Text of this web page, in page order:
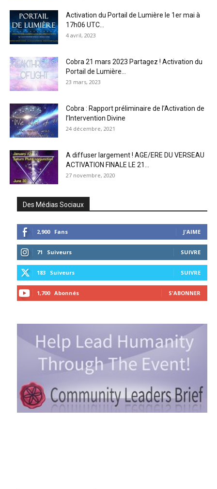
Activation du Portail de Lumière le 1er mai à
17h06 UTC...
4 avril, 2023
Cobra 21 mars 2023 Partagez ! Activation du
Portail de Lumière...
23 mars, 2023
Cobra : Rapport préliminaire de l’Activation de
l’Intervention Divine
24 décembre, 2021
A diffuser largement ! AGE/ERE DU VERSEAU
ACTIVATION FINALE LE 21...
27 novembre, 2020
Des Médias Sociaux
2,900 Fans J'AIME
71 Suiveurs SUIVRE
183 Suiveurs SUIVRE
1,700 Abonnés S'ABONNER